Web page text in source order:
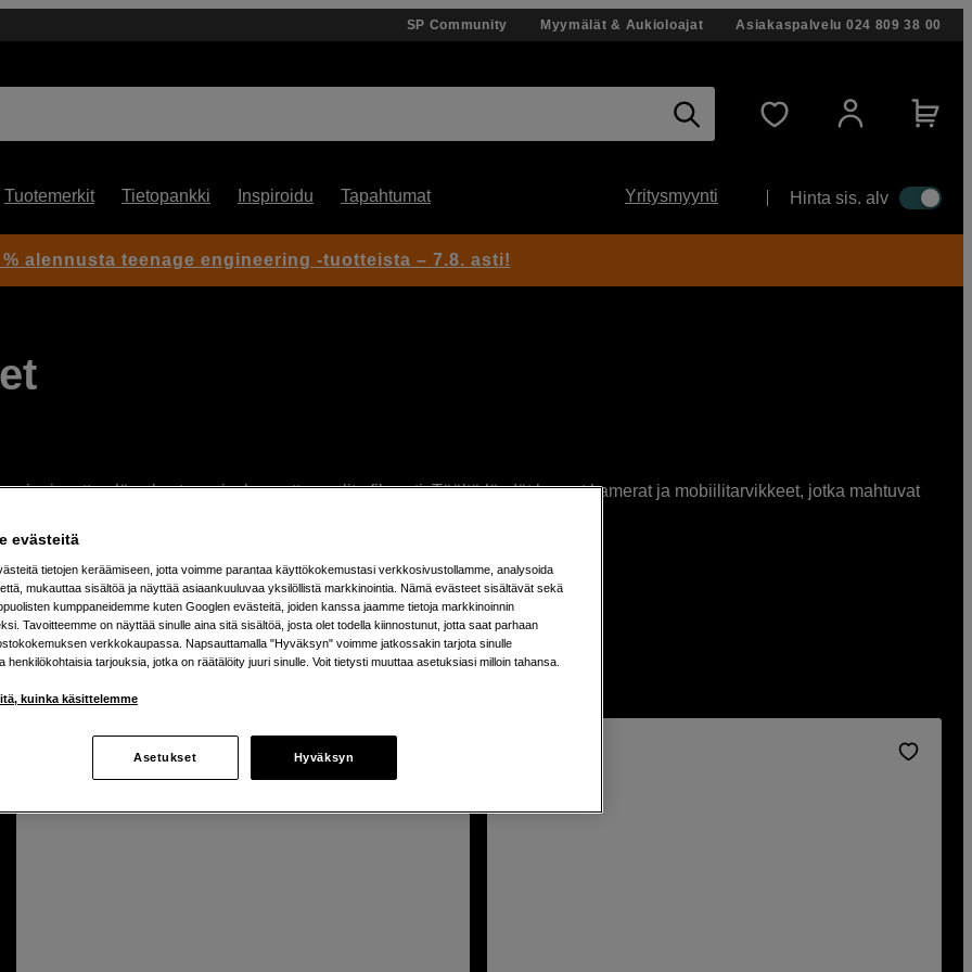
SP Community Myymälät & Aukioloajat Asiakaspalvelu 024 809 38 00
Tuotemerkit Tietopankki Inspiroidu Tapahtumat Yritysmyynti Hinta sis. alv
mutta elämykset suuria, kannattaa valita fiksusti. Täältä löydät kevyet kamerat ja mobiilitarvikkeet, jotka mahtuvat
– riippumatta siitä, mitä päivä tuo tullessaan.
muodossa
ja tallenna jokainen hetki tarkasti ja terävästi.
% alennusta teenage engineering -tuotteista – 7.8. asti!
evästeitä
tietojen keräämiseen, jotta voimme parantaa käyttökokemustasi verkkosivustollamme, analysoida
mukauttaa sisältöä ja näyttää asiaankuuluvaa yksilöllistä markkinointia. Nämä evästeet sisältävät sekä
kumppaneidemme kuten Googlen evästeitä, joiden kanssa jaamme tietoja markkinoinnin
Tavoitteemme on näyttää sinulle aina sitä sisältöä, josta olet todella kiinnostunut, jotta saat parhaan
verkkokaupassa. Napsauttamalla "Hyväksyn" voimme jatkossakin tarjota sinulle
henkilökohtaisia tarjouksia, jotka on räätälöity juuri sinulle. Voit tietysti muuttaa asetuksiasi milloin tahansa.
kuinka käsittelemme
Asetukset Hyväksyn